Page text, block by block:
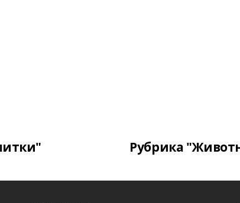
Рубрика